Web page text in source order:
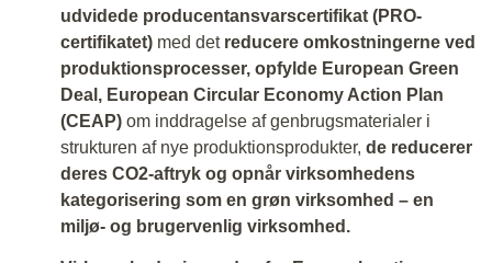
udvidede producentansvarscertifikat (PRO-
certifikatet) med det reducere omkostningerne ved
produktionsprocesser, opfylde European Green
Deal, European Circular Economy Action Plan
(CEAP) om inddragelse af genbrugsmaterialer i
strukturen af nye produktionsprodukter, de reducerer
deres CO2-aftryk og opnår virksomhedens
kategorisering som en grøn virksomhed – en
miljø- og brugervenlig virksomhed.